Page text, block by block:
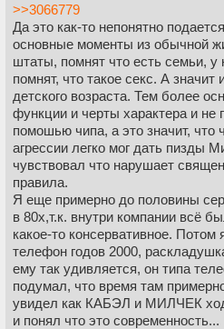
>>3066779
Да это как-то непонятно
основные моменты из обычной
штаты, помнят что есть семьи, у
помнят, что такое секс. А
детского возраста. Тем более
функции и черты характера и не
помошью чипа, а это значит, что
агрессии легко мог дать пизды
чувствовал что нарушает
правила.
Я еще примерно до половины
в 80х,т.к. внутри компании всё
какое-то консервативное. Потом
телефон годов 2000,
ему так удивляется, он типа
подумал, что время там
увидел как КАБЭЛ и МИЛЧЕК
и понял что это современность...